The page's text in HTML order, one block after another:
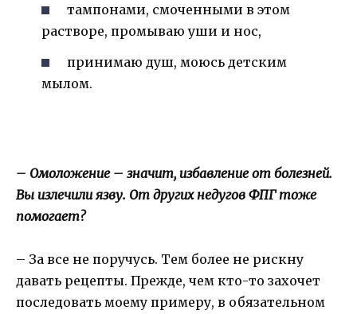
тампонами, смоченными в этом
растворе, промываю уши и нос,
принимаю душ, моюсь детским
мылом.
– Омоложение – значит, избавление от болезней.
Вы излечили язву. От других недугов ФПГ тоже
помогает?
– За все не поручусь. Тем более не рискну
давать рецепты. Прежде, чем кто-то захочет
последовать моему примеру, в обязательном